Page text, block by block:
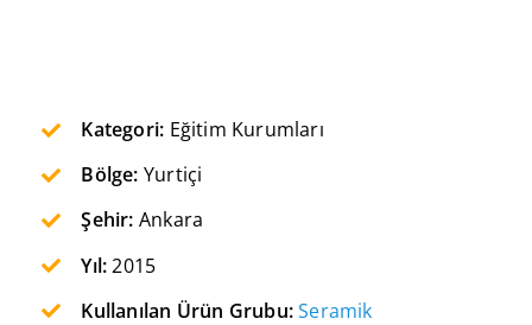
Kategori: Eğitim Kurumları
Bölge: Yurtiçi
Şehir: Ankara
Yıl:2015
Kullanılan Ürün Grubu:Seramik